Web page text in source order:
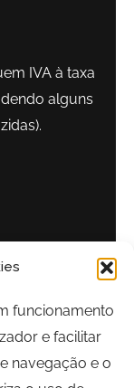
funcionamento
e facilitar
navegação e o
IVA à taxa
alguns